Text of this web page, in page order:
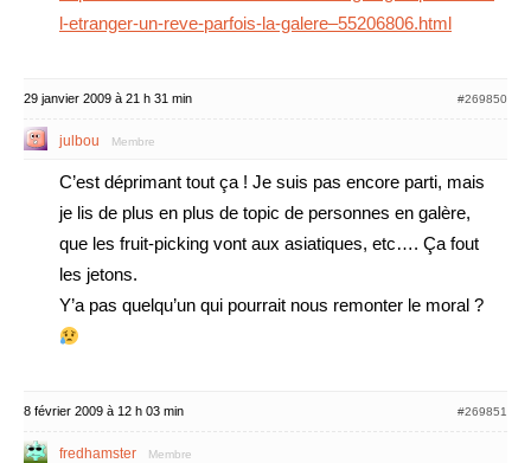
l-etranger-un-reve-parfois-la-galere–55206806.html
29 janvier 2009 à 21 h 31 min #269850
julbou Membre
C’est déprimant tout ça ! Je suis pas encore parti, mais
je lis de plus en plus de topic de personnes en galère,
que les fruit-picking vont aux asiatiques, etc…. Ça fout
les jetons.
Y’a pas quelqu’un qui pourrait nous remonter le moral ?
8 février 2009 à 12 h 03 min #269851
fredhamster Membre